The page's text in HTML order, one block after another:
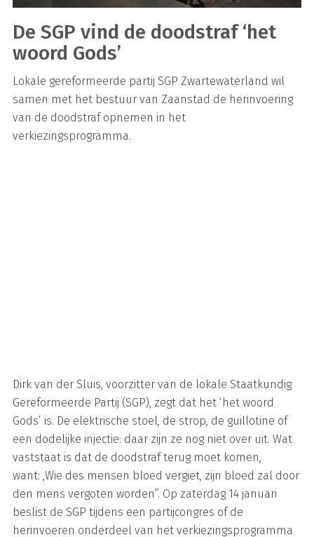
De SGP vind de doodstraf ‘het
woord Gods’
Lokale gereformeerde partij SGP Zwartewaterland wil
samen met het bestuur van Zaanstad de herinvoering
van de doodstraf opnemen in het
verkiezingsprogramma.
Dirk van der Sluis, voorzitter van de lokale Staatkundig
Gereformeerde Partij (SGP), zegt dat het ‘het woord
Gods’ is. De elektrische stoel, de strop, de guillotine of
een dodelijke injectie: daar zijn ze nog niet over uit. Wat
vaststaat is dat de doodstraf terug moet komen,
want: ,Wie des mensen bloed vergiet, zijn bloed zal door
den mens vergoten worden”. Op zaterdag 14 januari
beslist de SGP tijdens een partijcongres of de
herinvoeren onderdeel van het verkiezingsprogramma